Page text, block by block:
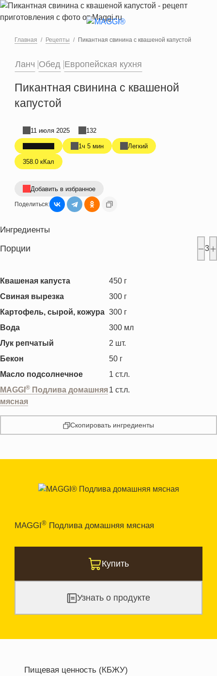
Перейти к основному содержанию
Главная Рецепты Пикантная свинина с квашеной капустой
Ланч Обед Европейская кухня
Пикантная свинина с квашеной
капустой
1ч 5 мин Легкий
358.0 кКал
11 июля 2025 132
Добавить в избранное
Поделиться:
Ингредиенты
Порции 3
Квашеная капуста 450 г
Свиная вырезка
300 г
Картофель, сырой, кожура 300 г
Вода
300 мл
Лук репчатый
2 шт.
Бекон
50 г
Масло подсолнечное
1 ст.л.
MAGGI ® Подлива домашняя
мясная
1 ст.л.
Скопировать ингредиенты
MAGGI® Подлива домашняя мясная
Купить
Узнать о продукте
Пищевая ценность (КБЖУ)